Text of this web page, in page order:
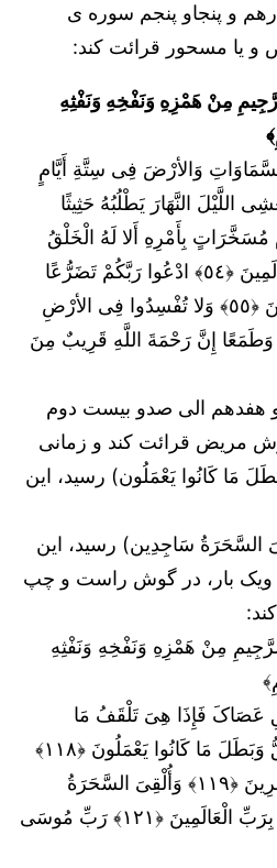
و پنجاو پنجم سوره ی
یا مسحور قرائت کند:
مِنْ هَمْزِهِ وَنَفْخِهِ وَنَفْثِهِ
وَالأرْضَ فِی سِتَّةِ أَیَّامٍ
النَّهَارَ یَطْلُبُهُ حَثِیثًا
بِأَمْرِهِ أَلا لَهُ الْخَلْقُ
وَالأمْرُ تَبَارَکَ اللَّهُ رَبُّ الْعَالَمِینَ ﴿٥٤﴾ ادْعُوا رَبَّکُمْ تَضَرُّعًا
وَخُفْیَةً إِنَّهُ لا یُحِبُّ الْمُعْتَدِینَ ﴿٥٥﴾ وَلا تُفْسِدُوا فِی الأرْضِ
وَطَمَعًا إِنَّ رَحْمَةَ اللَّهِ قَرِیبٌ مِنَ
هفدهم الی صدو بیست دوم
مریض قرائت کند و زمانی
مَا کَانُوا یَعْمَلُون) رسید، این
السَّحَرَةُ سَاجِدِین) رسید، این
ویک بار، در گوش راست و چپ
مِنْ هَمْزِهِ وَنَفْخِهِ وَنَفْثِهِ
عَصَاکَ فَإِذَا هِیَ تَلْقَفُ مَا
یَأْفِکُونَ ﴿١١٧﴾ فَوَقَعَ الْحَقُّ وَبَطَلَ مَا کَانُوا یَعْمَلُونَ ﴿١١٨﴾
فَغُلِبُوا هُنَالِکَ وَانْقَلَبُوا صَاغِرِینَ ﴿١١٩﴾ وَأُلْقِیَ السَّحَرَةُ
سَاجِدِینَ ﴿١٢٠﴾ قَالُوا آمَنَّا بِرَبِّ الْعَالَمِینَ ﴿١٢١﴾ رَبِّ مُوسَى